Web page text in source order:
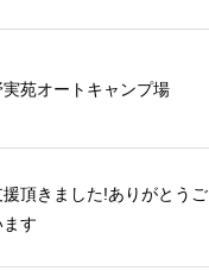
実苑オートキャンプ場
援頂きました!ありがとうご
ます